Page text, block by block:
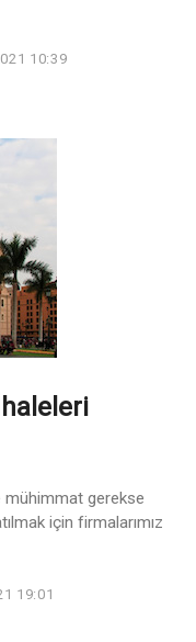
10:39
mühimmat gerekse
için firmalarımız
19:01